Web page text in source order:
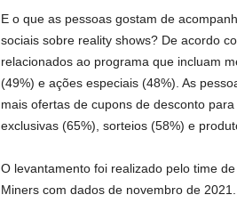
E o que as pessoas gostam de
sociais sobre reality shows? De acordo
relacionados ao programa que incluam
(49%) e ações especiais (48%). As
mais ofertas de cupons de desconto
exclusivas (65%), sorteios (58%) e
O levantamento foi realizado pelo time
Miners com dados de novembro de